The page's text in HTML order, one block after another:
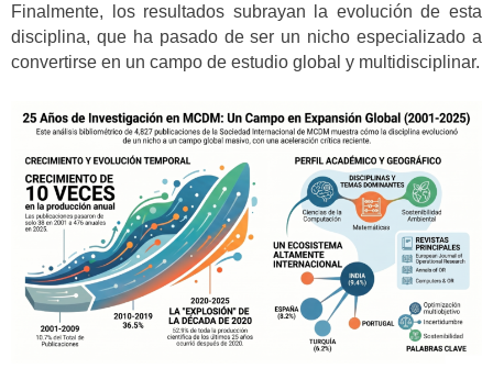
Finalmente, los resultados subrayan la evolución de esta
disciplina, que ha pasado de ser un nicho especializado a
convertirse en un campo de estudio global y multidisciplinar.